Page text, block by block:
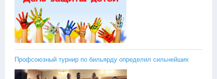
Профсоюзный турнир по бильярду определил сильнейших